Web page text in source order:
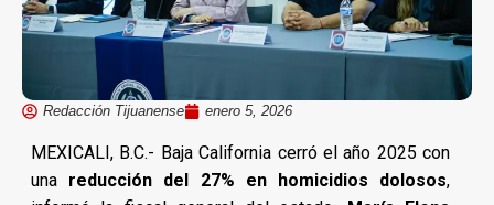
Redacción Tijuanense enero 5, 2026
MEXICALI, B.C.- Baja California cerró el año 2025 con
una reducción del 27% en homicidios dolosos,